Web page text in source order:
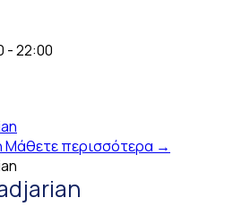
- 22:00
Μάθετε περισσότερα →